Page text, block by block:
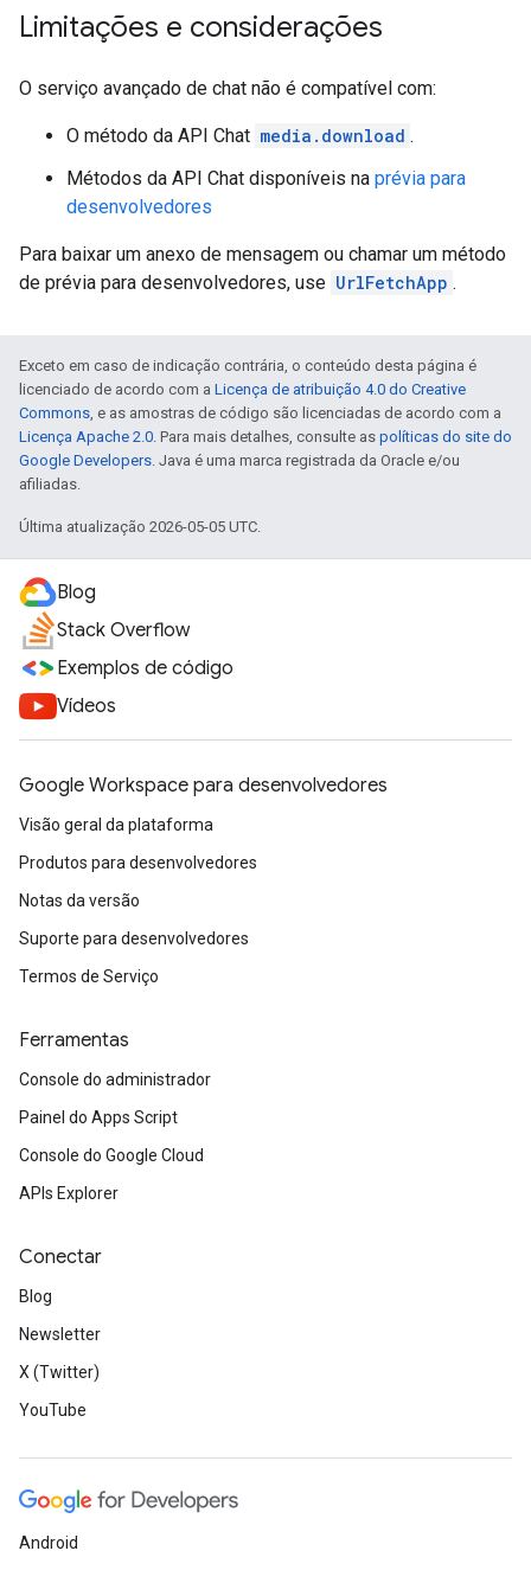
Limitações e considerações
O serviço avançado de chat não é compatível com:
O método da API Chat media.download .
Métodos da API Chat disponíveis na prévia para
desenvolvedores
Para baixar um anexo de mensagem ou chamar um método
de prévia para desenvolvedores, use UrlFetchApp .
Exceto em caso de indicação contrária, o conteúdo desta página é
licenciado de acordo com a Licença de atribuição 4.0 do Creative
Commons, e as amostras de código são licenciadas de acordo com a
Licença Apache 2.0. Para mais detalhes, consulte as políticas do site do
Google Developers. Java é uma marca registrada da Oracle e/ou
afiliadas.
Última atualização 2026-05-05 UTC.
Blog
Stack Overflow
Exemplos de código
Vídeos
Google Workspace para desenvolvedores
Visão geral da plataforma
Produtos para desenvolvedores
Notas da versão
Suporte para desenvolvedores
Termos de Serviço
Ferramentas
Console do administrador
Painel do Apps Script
Console do Google Cloud
APIs Explorer
Conectar
Blog
Newsletter
X (Twitter)
YouTube
Android